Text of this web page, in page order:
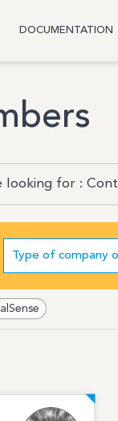
Type of company
DOCUMENTATION